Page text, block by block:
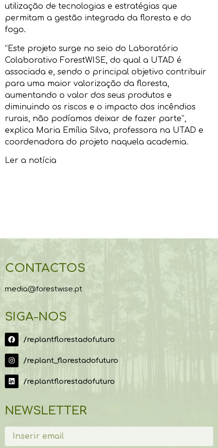
utilização de tecnologias e estratégias que
permitam a gestão integrada da floresta e do
fogo.
“Este projeto surge no seio do Laboratório
Colaborativo ForestWISE, do qual a UTAD é
associada e, sendo o principal objetivo contribuir
para uma maior valorização da floresta,
aumentando o valor dos seus produtos e
diminuindo os riscos e o impacto dos incêndios
rurais, não podíamos deixar de fazer parte”,
explica Maria Emília Silva, professora na UTAD e
coordenadora do projeto naquela academia.
Ler a notícia
CONTACTOS
media@forestwise.pt
SIGA-NOS
/replantflorestadofuturo
/replant_florestadofuturo
/replantflorestadofuturo
NEWSLETTER